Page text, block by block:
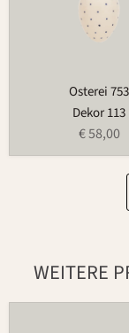
Osterei 753
Dekor 113
€ 58,00
WEITERE